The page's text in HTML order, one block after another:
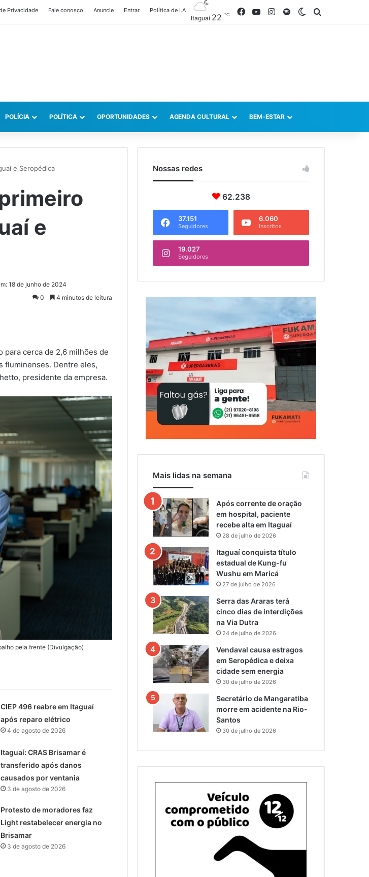
Privacidade Fale conosco Anuncie Entrar Política de I.A
Itaguaí 22 ℃ FacebookYouTubeInstagram
SpotifySwitch skin
POLÍCIA POLÍTICA OPORTUNIDADES AGENDA CULTURAL BEM-ESTAR
e Seropédica
e
18 de junho de 2024
0
4 minutos de leitura
para cerca de 2,6 milhões de
fluminenses. Dentre eles,
presidente da empresa.
pela frente (Divulgação)
CIEP 496 reabre em Itaguaí
após reparo elétrico
4 de agosto de 2026
Itaguaí: CRAS Brisamar é
transferido após danos
causados por ventania
3 de agosto de 2026
Protesto de moradores faz
Light restabelecer energia no
Brisamar
3 de agosto de 2026
Nossas redes
62.238
37.151
Seguidores
6.060
Inscritos
19.027
Seguidores
Mais lidas na semana
Após corrente de oração
em hospital, paciente
recebe alta em Itaguaí
28 de julho de 2026
Itaguaí conquista título
estadual de Kung-fu
Wushu em Maricá
27 de julho de 2026
Serra das Araras terá
cinco dias de interdições
na Via Dutra
24 de julho de 2026
Vendaval causa estragos
em Seropédica e deixa
cidade sem energia
30 de julho de 2026
Secretário de Mangaratiba
morre em acidente na Rio-
Santos
30 de julho de 2026